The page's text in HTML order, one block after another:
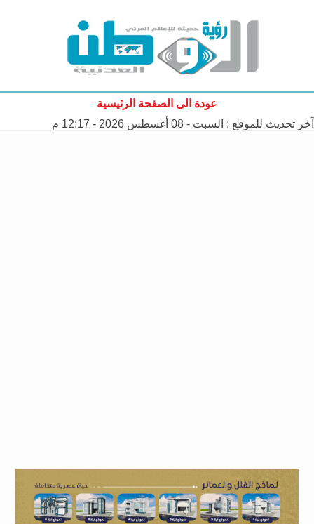
عودة الى الصفحة الرئيسية
آخر تحديث للموقع : السبت - 08 أغسطس 2026 - 12:17 م